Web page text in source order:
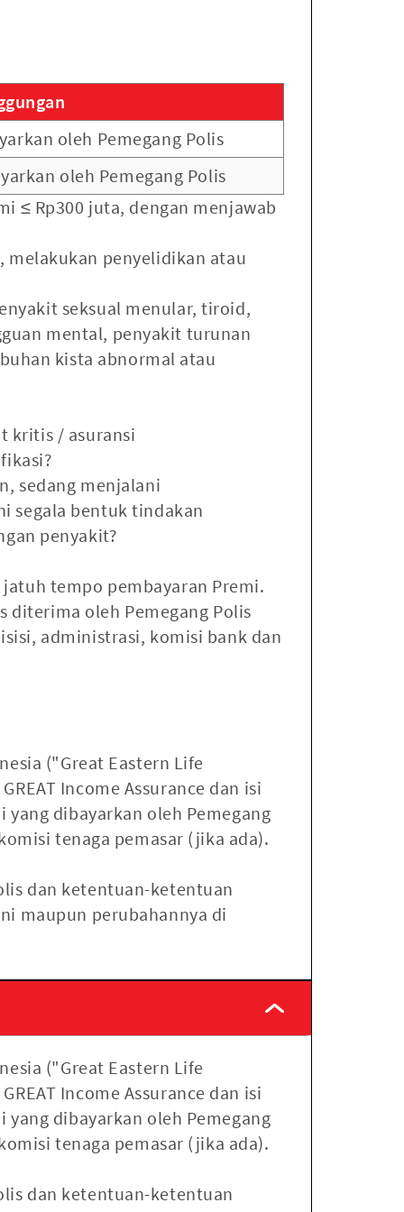
oleh Pemegang Polis
oleh Pemegang Polis
≤ Rp300 juta, dengan menjawab
penyelidikan atau
seksual menular, tiroid,
mental, penyakit turunan
kista abnormal atau
kritis / asuransi
sedang menjalani
segala bentuk tindakan
penyakit?
tempo pembayaran Premi.
diterima oleh Pemegang Polis
administrasi, komisi bank dan
("Great Eastern Life
Income Assurance dan isi
yang dibayarkan oleh Pemegang
tenaga pemasar (jika ada).
dan ketentuan-ketentuan
maupun perubahannya di
("Great Eastern Life
Income Assurance dan isi
yang dibayarkan oleh Pemegang
tenaga pemasar (jika ada).
dan ketentuan-ketentuan